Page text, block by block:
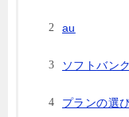
au
ソフトバンク
プランの選